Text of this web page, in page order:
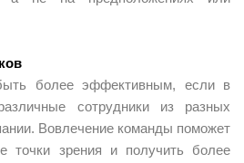
более эффективным, если в
сотрудники из разных
Вовлечение команды поможет
точки зрения и получить более